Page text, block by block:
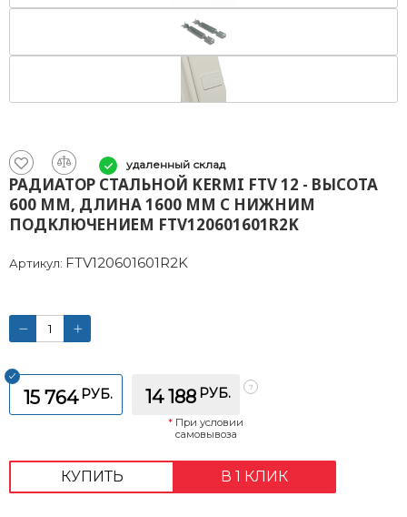
удаленный склад
РАДИАТОР СТАЛЬНОЙ KERMI FTV 12 - ВЫСОТА
600 ММ, ДЛИНА 1600 ММ С НИЖНИМ
ПОДКЛЮЧЕНИЕМ FTV120601601R2K
Артикул: FTV120601601R2K
15 764 РУБ. 14 188 РУБ.
* При условии
самовывоза
КУПИТЬ В 1 КЛИК